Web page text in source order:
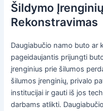
Šildymo
Rekonstravimas
Daugiabučio namo buto ar
pageidaujantis prijungti
įrenginius prie šilumos
šilumos įrenginių, privalo
institucijai ir gauti iš jos
darbams atlikti.